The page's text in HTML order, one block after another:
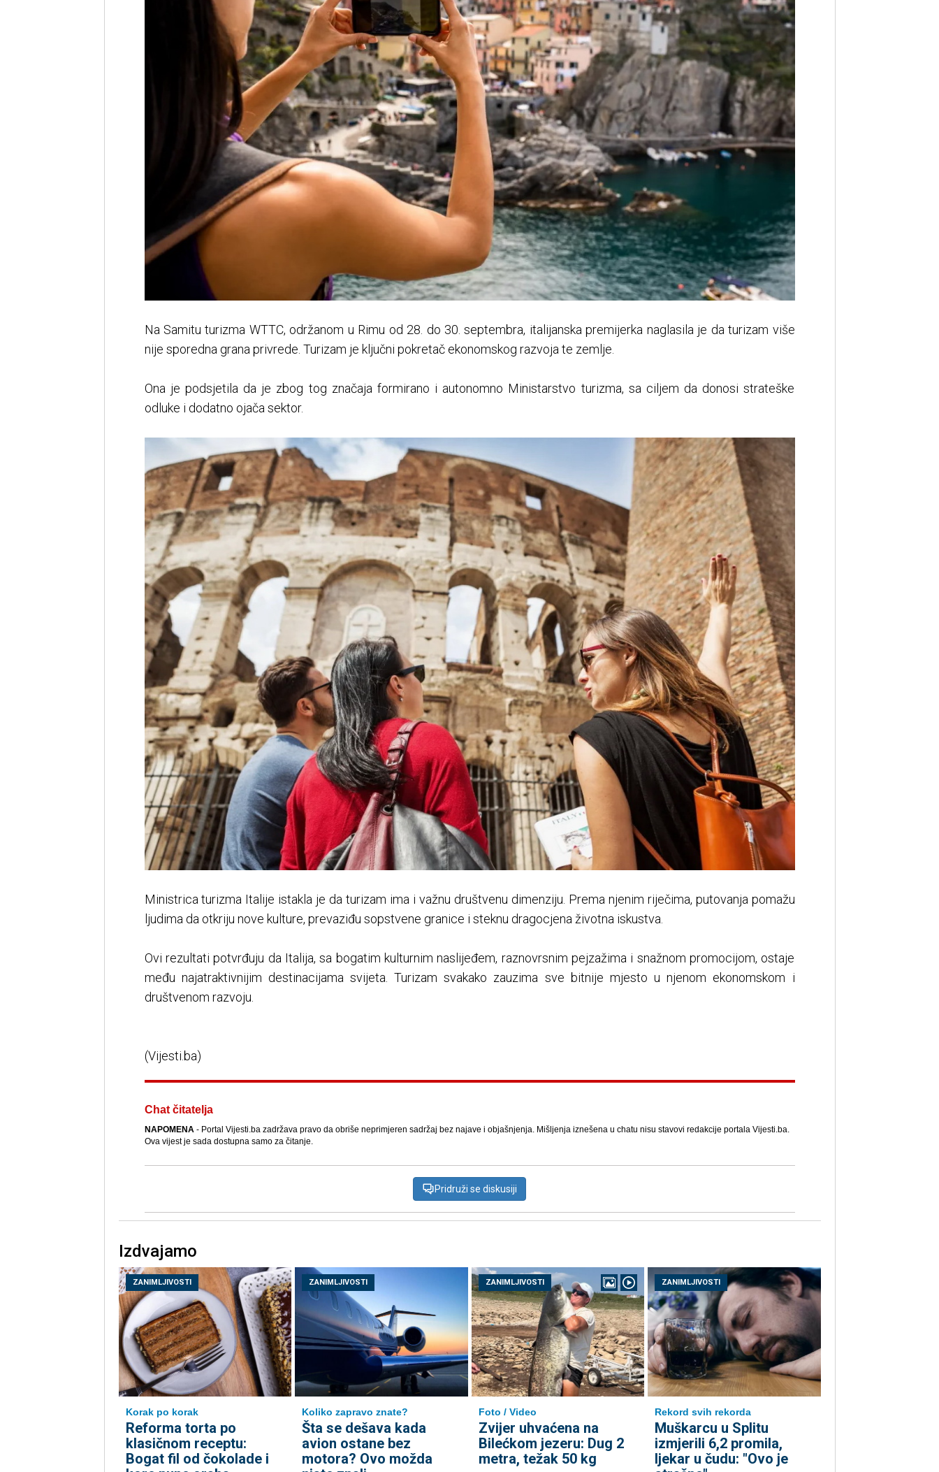
Na Samitu turizma WTTC, održanom u Rimu od 28. do 30. septembra, italijanska premijerka naglasila je da turizam više
nije sporedna grana privrede. Turizam je ključni pokretač ekonomskog razvoja te zemlje.
Ona je podsjetila da je zbog tog značaja formirano i autonomno Ministarstvo turizma, sa ciljem da donosi strateške
odluke i dodatno ojača sektor.
Ministrica turizma Italije istakla je da turizam ima i važnu društvenu dimenziju. Prema njenim riječima, putovanja pomažu
ljudima da otkriju nove kulture, prevaziđu sopstvene granice i steknu dragocjena životna iskustva.
Ovi rezultati potvrđuju da Italija, sa bogatim kulturnim naslijeđem, raznovrsnim pejzažima i snažnom promocijom, ostaje
među najatraktivnijim destinacijama svijeta. Turizam svakako zauzima sve bitnije mjesto u njenom ekonomskom i
društvenom razvoju.
(Vijesti.ba)
Chat čitatelja
NAPOMENA- Portal Vijesti.ba zadržava pravo da obriše neprimjeren sadržaj bez najave i objašnjenja. Mišljenja iznešena u chatu nisu stavovi redakcije portala Vijesti.ba.
Ova vijest je sada dostupna samo za čitanje.
Pridruži se diskusiji
Izdvajamo
ZANIMLJIVOSTI
Korak po korak
Reforma torta po
klasičnom receptu:
Bogat fil od čokolade i
ZANIMLJIVOSTI
Koliko zapravo znate?
Šta se dešava kada
avion ostane bez
motora? Ovo možda
ZANIMLJIVOSTI
Foto / Video
Zvijer uhvaćena na
Bilećkom jezeru: Dug 2
metra, težak 50 kg
ZANIMLJIVOSTI
Rekord svih rekorda
Muškarcu u Splitu
izmjerili 6,2 promila,
ljekar u čudu: "Ovo je